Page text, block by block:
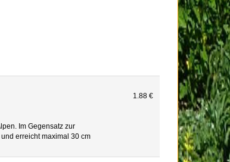
Im Gegensatz zur
erreicht maximal 30 cm
1.88 €